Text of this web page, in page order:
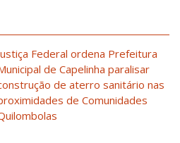
Federal ordena Prefeitura
de Capelinha paralisar
de aterro sanitário nas
de Comunidades